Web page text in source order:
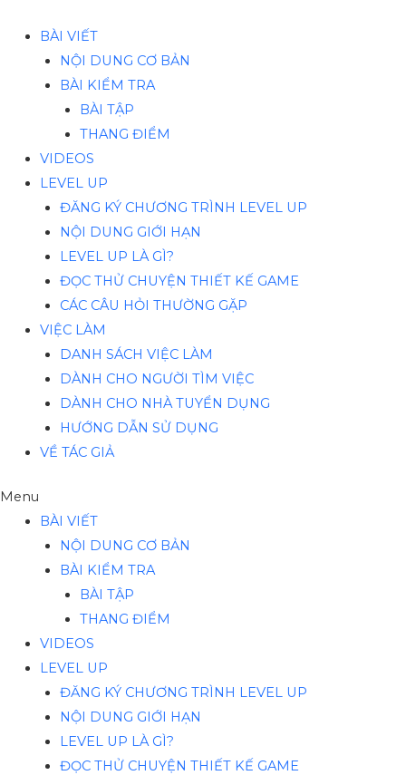
BÀI VIẾT
NỘI DUNG CƠ BẢN
BÀI KIỂM TRA
BÀI TẬP
THANG ĐIỂM
VIDEOS
LEVEL UP
ĐĂNG KÝ CHƯƠNG TRÌNH LEVEL UP
NỘI DUNG GIỚI HẠN
LEVEL UP LÀ GÌ?
ĐỌC THỬ CHUYỆN THIẾT KẾ GAME
CÁC CÂU HỎI THƯỜNG GẶP
VIỆC LÀM
DANH SÁCH VIỆC LÀM
DÀNH CHO NGƯỜI TÌM VIỆC
DÀNH CHO NHÀ TUYỂN DỤNG
HƯỚNG DẪN SỬ DỤNG
VỀ TÁC GIẢ
Menu
BÀI VIẾT
NỘI DUNG CƠ BẢN
BÀI KIỂM TRA
BÀI TẬP
THANG ĐIỂM
VIDEOS
LEVEL UP
ĐĂNG KÝ CHƯƠNG TRÌNH LEVEL UP
NỘI DUNG GIỚI HẠN
LEVEL UP LÀ GÌ?
ĐỌC THỬ CHUYỆN THIẾT KẾ GAME